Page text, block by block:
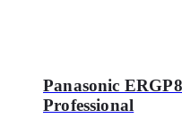
Panasonic
Professional